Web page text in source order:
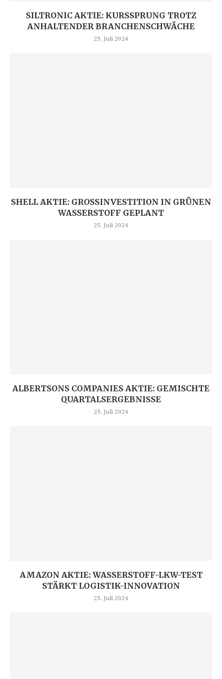
SILTRONIC AKTIE: KURSSPRUNG TROTZ
ANHALTENDER BRANCHENSCHWÄCHE
25. Juli 2024
SHELL AKTIE: GROSSINVESTITION IN GRÜNEN W
ASSERSTOFF GEPLANT
25. Juli 2024
ALBERTSONS COMPANIES AKTIE: GEMISCHTE
QUARTALSERGEBNISSE
25. Juli 2024
AMAZON AKTIE: WASSERSTOFF-LKW-TEST
STÄRKT LOGISTIK-INNOVATION
25. Juli 2024